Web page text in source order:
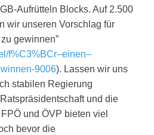
Aufrütteln Blocks. Auf 2.500
wir unseren Vorschlag für
gewinnen”
/f%C3%BCr–einen–
-9006). Lassen wir uns
stabilen Regierung
und die
und ÖVP bieten viel
bevor die